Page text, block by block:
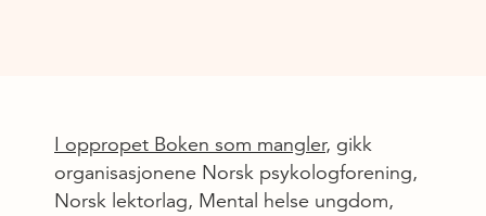
I oppropet Boken som mangler, gikk
organisasjonene Norsk psykologforening,
Norsk lektorlag, Mental helse ungdom,